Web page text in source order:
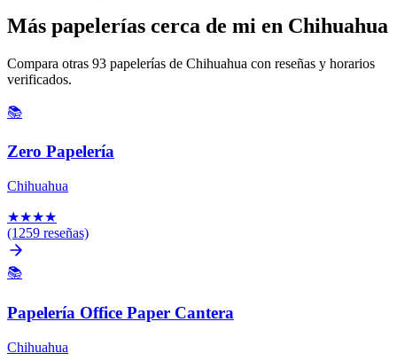
Más papelerías cerca de mi en Chihuahua
Compara otras 93 papelerías de Chihuahua con reseñas y horarios
verificados.
📚
Zero Papelería
Chihuahua
★★★★
(1259 reseñas)
📚
Papelería Office Paper Cantera
Chihuahua